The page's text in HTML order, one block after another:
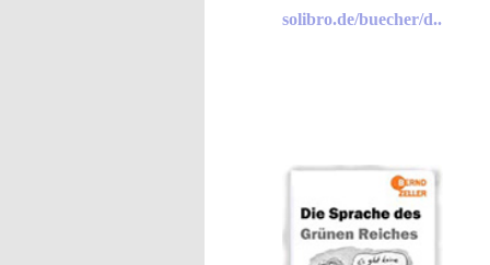
solibro.de/buecher/d..